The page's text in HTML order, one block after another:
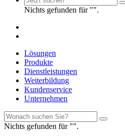
Nichts gefunden für "".
Lösungen
Produkte
Dienstleistungen
Weiterbildung
Kundenservice
Unternehmen
Nichts gefunden für "".